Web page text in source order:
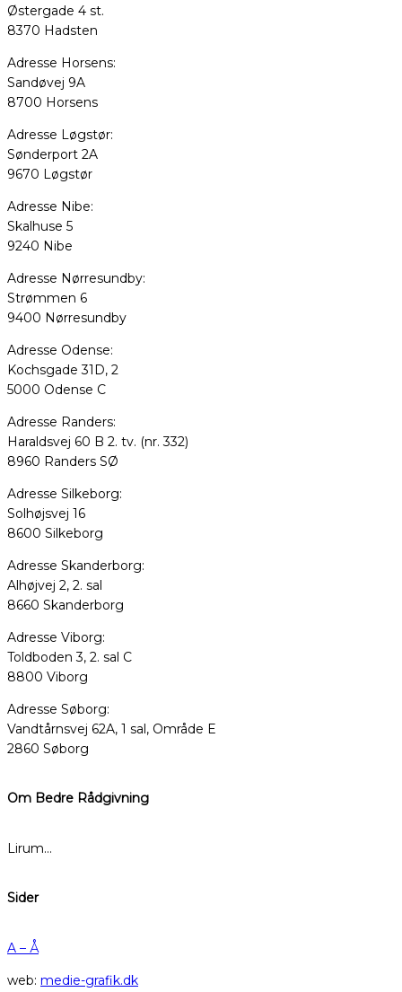
Østergade 4 st.
8370 Hadsten
Adresse Horsens:
Sandøvej 9A
8700 Horsens
Adresse Løgstør:
Sønderport 2A
9670 Løgstør
Adresse Nibe:
Skalhuse 5
9240 Nibe
Adresse Nørresundby:
Strømmen 6
9400 Nørresundby
Adresse Odense:
Kochsgade 31D, 2
5000 Odense C
Adresse Randers:
Haraldsvej 60 B 2. tv. (nr. 332)
8960 Randers SØ
Adresse Silkeborg:
Solhøjsvej 16
8600 Silkeborg
Adresse Skanderborg:
Alhøjvej 2, 2. sal
8660 Skanderborg
Adresse Viborg:
Toldboden 3, 2. sal C
8800 Viborg
Adresse Søborg:
Vandtårnsvej 62A, 1 sal, Område E
2860 Søborg
Om Bedre Rådgivning
Lirum…
Sider
A – Å
web: medie-grafik.dk